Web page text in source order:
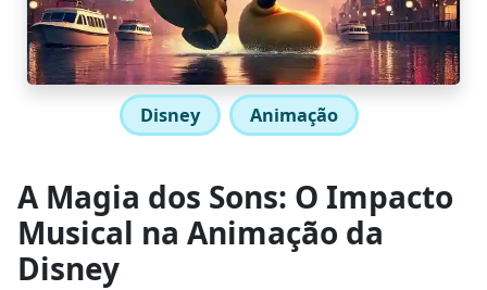
Disney Animação
A Magia dos Sons: O Impacto
Musical na Animação da
Disney